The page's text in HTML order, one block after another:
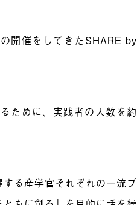
開催をしてきたSHARE by
ために、実践者の人数を約
る産学官それぞれの一流プ